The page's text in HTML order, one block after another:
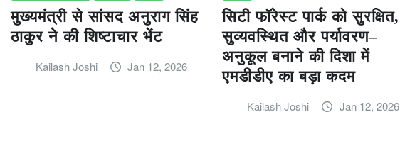
मुख्यमंत्री से सांसद अनुराग सिंह
ठाकुर ने की शिष्टाचार भेंट
Kailash Joshi Jan 12, 2026
सिटी फॉरेस्ट पार्क को सुरक्षित,
सुव्यवस्थित और पर्यावरण–
अनुकूल बनाने की दिशा में
एमडीडीए का बड़ा कदम
Kailash Joshi Jan 12, 2026